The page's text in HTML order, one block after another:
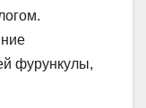
фурункулы,